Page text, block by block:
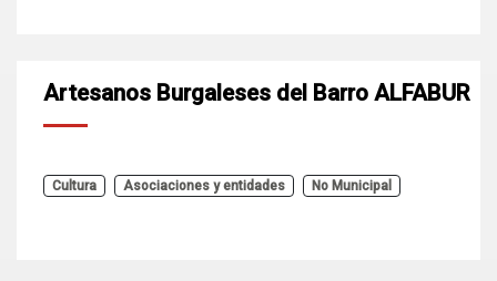
Artesanos Burgaleses del Barro ALFABUR
Cultura Asociaciones y entidades No Municipal